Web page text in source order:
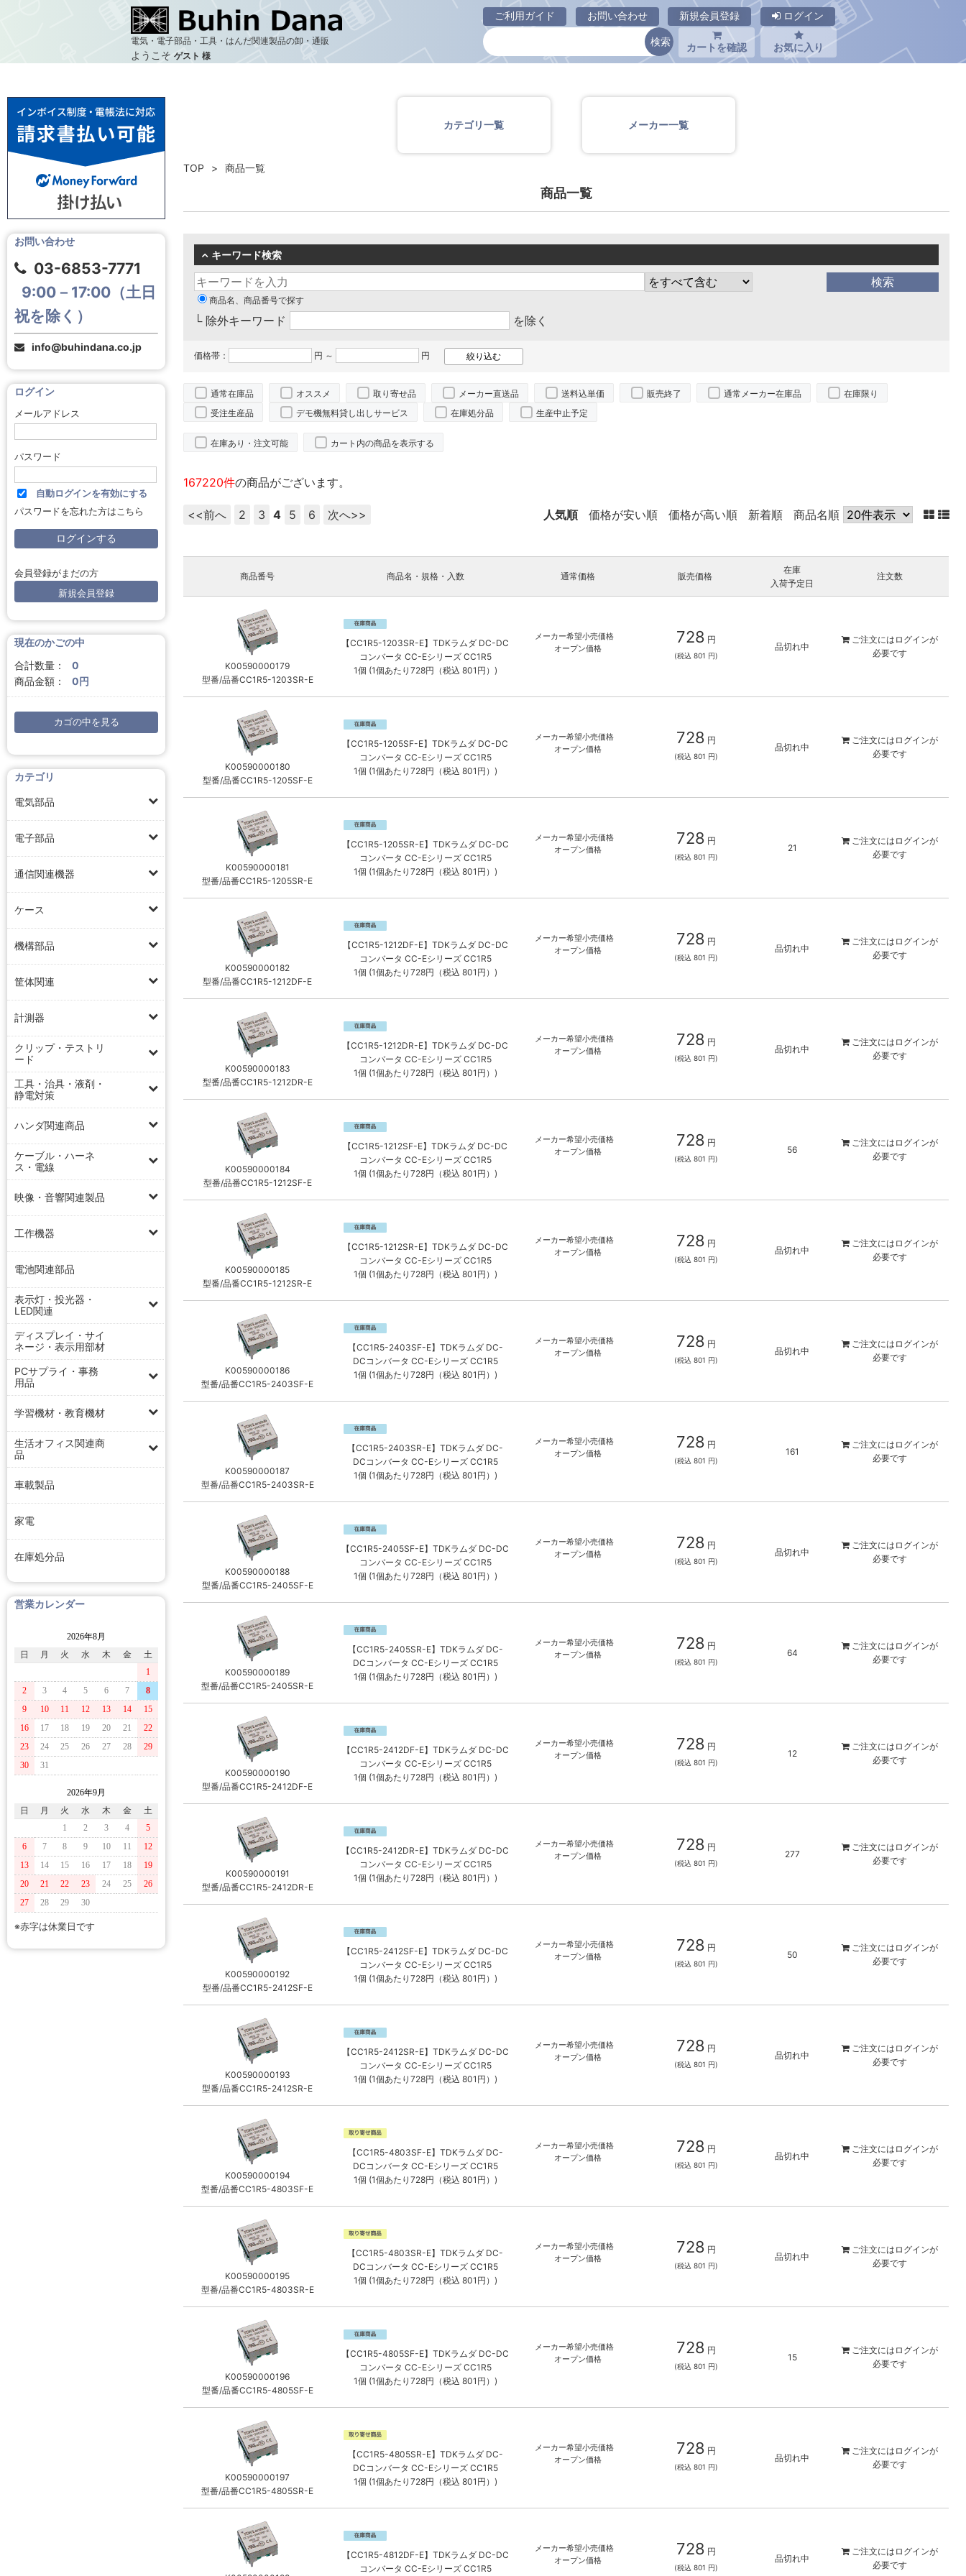
電気・電子部品・工具・はんだ関連製品の卸・通販
ようこそ ゲスト 様
ご利用ガイド お問い合わせ 新規会員登録 ログイン
カートを確認 お気に入り
商品一覧ページ
お問い合わせ
03-6853-7771
9:00－17:00（土日
祝を除く）
info@buhindana.co.jp
ログイン
メールアドレス
パスワード
自動ログインを有効にする
パスワードを忘れた方はこちら
会員登録がまだの方
新規会員登録
現在のかごの中
合計数量：
0
商品金額：
0円
カゴの中を見る
カテゴリ
電気部品
電子部品
通信関連機器
ケース
機構部品
筐体関連
計測器
クリップ・テストリ
ード
工具・治具・液剤・
静電対策
ハンダ関連商品
ケーブル・ハーネ
ス・電線
映像・音響関連製品
工作機器
電池関連部品
表示灯・投光器・
LED関連
ディスプレイ・サイ
ネージ・表示用部材
PCサプライ・事務
用品
学習機材・教育機材
生活オフィス関連商
品
車載製品
家電
在庫処分品
営業カレンダー
2026年8月
日
月 火 水 木 金
土
1
2
3 4 5 6 7
8
9
10 11 12 13 14
15
16
17 18 19 20 21
22
23
24 25 26 27 28
29
30
31
2026年9月
日
月 火 水 木 金
土
1
2 3 4
5
6
7 8 9 10 11
12
13
14 15 16 17 18
19
20
21 22 23 24 25
26
27
28 29 30
※赤字は休業日です
カテゴリ一覧 メーカー一覧
TOP 商品一覧
商品一覧
キーワード検索
商品名、商品番号で探す
└ 除外キーワード を除く
価格帯： 円 ～ 円
通常在庫品 オススメ 取り寄せ品 メーカー直送品 送料込単価 販売終了 通常メーカー在庫品
在庫限り
受注生産品
デモ機無料貸し出しサービス 在庫処分品 生産中止予定
在庫あり・注文可能 カート内の商品を表示する
167220件の商品がございます。
人気順 価格が安い順 価格が高い順 新着順 商品名順
<<前へ 2 3 4 5 6 次へ>>
商品番号 商品名・規格・入数 通常価格 販売価格
在庫
入荷予定日
注文数
K00590000179
型番/品番CC1R5-1203SR-E
【CC1R5-1203SR-E】TDKラムダ DC-DC
コンバータ CC-Eシリーズ CC1R5
1個 (1個あたり728円（税込 801円）)
メーカー希望小売価格
オープン価格
728 円
(税込 801 円)
品切れ中
ご注文には ログインが
必要です
K00590000180
型番/品番CC1R5-1205SF-E
【CC1R5-1205SF-E】TDKラムダ DC-DC
コンバータ CC-Eシリーズ CC1R5
1個 (1個あたり728円（税込 801円）)
メーカー希望小売価格
オープン価格
728 円
(税込 801 円)
品切れ中
ご注文には ログインが
必要です
K00590000181
型番/品番CC1R5-1205SR-E
【CC1R5-1205SR-E】TDKラムダ DC-DC
コンバータ CC-Eシリーズ CC1R5
1個 (1個あたり728円（税込 801円）)
メーカー希望小売価格
オープン価格
728 円
(税込 801 円)
21
ご注文には ログインが
必要です
K00590000182
型番/品番CC1R5-1212DF-E
【CC1R5-1212DF-E】TDKラムダ DC-DC
コンバータ CC-Eシリーズ CC1R5
1個 (1個あたり728円（税込 801円）)
メーカー希望小売価格
オープン価格
728 円
(税込 801 円)
品切れ中
ご注文には ログインが
必要です
K00590000183
型番/品番CC1R5-1212DR-E
【CC1R5-1212DR-E】TDKラムダ DC-DC
コンバータ CC-Eシリーズ CC1R5
1個 (1個あたり728円（税込 801円）)
メーカー希望小売価格
オープン価格
728 円
(税込 801 円)
品切れ中
ご注文には ログインが
必要です
K00590000184
型番/品番CC1R5-1212SF-E
【CC1R5-1212SF-E】TDKラムダ DC-DC
コンバータ CC-Eシリーズ CC1R5
1個 (1個あたり728円（税込 801円）)
メーカー希望小売価格
オープン価格
728 円
(税込 801 円)
56
ご注文には ログインが
必要です
K00590000185
型番/品番CC1R5-1212SR-E
【CC1R5-1212SR-E】TDKラムダ DC-DC
コンバータ CC-Eシリーズ CC1R5
1個 (1個あたり728円（税込 801円）)
メーカー希望小売価格
オープン価格
728 円
(税込 801 円)
品切れ中
ご注文には ログインが
必要です
K00590000186
型番/品番CC1R5-2403SF-E
【CC1R5-2403SF-E】TDKラムダ DC-
DCコンバータ CC-Eシリーズ CC1R5
1個 (1個あたり728円（税込 801円）)
メーカー希望小売価格
オープン価格
728 円
(税込 801 円)
品切れ中
ご注文には ログインが
必要です
K00590000187
型番/品番CC1R5-2403SR-E
【CC1R5-2403SR-E】TDKラムダ DC-
DCコンバータ CC-Eシリーズ CC1R5
1個 (1個あたり728円（税込 801円）)
メーカー希望小売価格
オープン価格
728 円
(税込 801 円)
161
ご注文には ログインが
必要です
K00590000188
型番/品番CC1R5-2405SF-E
【CC1R5-2405SF-E】TDKラムダ DC-DC
コンバータ CC-Eシリーズ CC1R5
1個 (1個あたり728円（税込 801円）)
メーカー希望小売価格
オープン価格
728 円
(税込 801 円)
品切れ中
ご注文には ログインが
必要です
K00590000189
型番/品番CC1R5-2405SR-E
【CC1R5-2405SR-E】TDKラムダ DC-
DCコンバータ CC-Eシリーズ CC1R5
1個 (1個あたり728円（税込 801円）)
メーカー希望小売価格
オープン価格
728 円
(税込 801 円)
64
ご注文には ログインが
必要です
K00590000190
型番/品番CC1R5-2412DF-E
【CC1R5-2412DF-E】TDKラムダ DC-DC
コンバータ CC-Eシリーズ CC1R5
1個 (1個あたり728円（税込 801円）)
メーカー希望小売価格
オープン価格
728 円
(税込 801 円)
12
ご注文には ログインが
必要です
K00590000191
型番/品番CC1R5-2412DR-E
【CC1R5-2412DR-E】TDKラムダ DC-DC
コンバータ CC-Eシリーズ CC1R5
1個 (1個あたり728円（税込 801円）)
メーカー希望小売価格
オープン価格
728 円
(税込 801 円)
277
ご注文には ログインが
必要です
K00590000192
型番/品番CC1R5-2412SF-E
【CC1R5-2412SF-E】TDKラムダ DC-DC
コンバータ CC-Eシリーズ CC1R5
1個 (1個あたり728円（税込 801円）)
メーカー希望小売価格
オープン価格
728 円
(税込 801 円)
50
ご注文には ログインが
必要です
K00590000193
型番/品番CC1R5-2412SR-E
【CC1R5-2412SR-E】TDKラムダ DC-DC
コンバータ CC-Eシリーズ CC1R5
1個 (1個あたり728円（税込 801円）)
メーカー希望小売価格
オープン価格
728 円
(税込 801 円)
品切れ中
ご注文には ログインが
必要です
K00590000194
型番/品番CC1R5-4803SF-E
【CC1R5-4803SF-E】TDKラムダ DC-
DCコンバータ CC-Eシリーズ CC1R5
1個 (1個あたり728円（税込 801円）)
メーカー希望小売価格
オープン価格
728 円
(税込 801 円)
品切れ中
ご注文には ログインが
必要です
K00590000195
型番/品番CC1R5-4803SR-E
【CC1R5-4803SR-E】TDKラムダ DC-
DCコンバータ CC-Eシリーズ CC1R5
1個 (1個あたり728円（税込 801円）)
メーカー希望小売価格
オープン価格
728 円
(税込 801 円)
品切れ中
ご注文には ログインが
必要です
K00590000196
型番/品番CC1R5-4805SF-E
【CC1R5-4805SF-E】TDKラムダ DC-DC
コンバータ CC-Eシリーズ CC1R5
1個 (1個あたり728円（税込 801円）)
メーカー希望小売価格
オープン価格
728 円
(税込 801 円)
15
ご注文には ログインが
必要です
K00590000197
型番/品番CC1R5-4805SR-E
【CC1R5-4805SR-E】TDKラムダ DC-
DCコンバータ CC-Eシリーズ CC1R5
1個 (1個あたり728円（税込 801円）)
メーカー希望小売価格
オープン価格
728 円
(税込 801 円)
品切れ中
ご注文には ログインが
必要です
【CC1R5-4812DF-E】TDKラムダ DC-DC
コンバータ CC-Eシリーズ CC1R5
メーカー希望小売価格
オープン価格
728 円
(税込 801 円)
品切れ中
ご注文には ログインが
必要です